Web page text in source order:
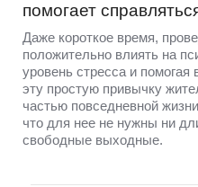
помогает
Даже короткое время,
положительно влиять на
уровень стресса и
эту простую привычку
частью повседневной
что для нее не нужны ни
свободные выходные.